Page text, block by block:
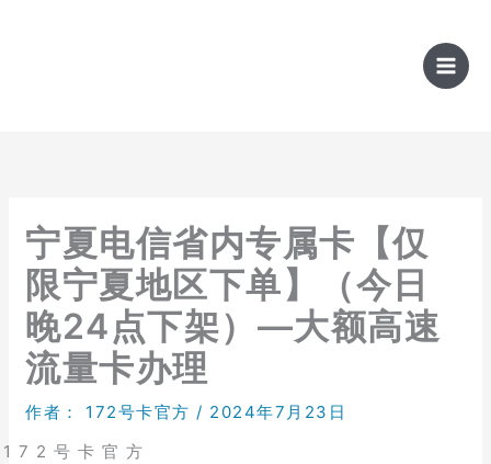
宁夏电信省内专属卡【仅
限宁夏地区下单】（今日
晚24点下架）—大额高速
流量卡办理
作者： 172号卡官方 / 2024年7月23日
1 7 2 号 卡 官 方